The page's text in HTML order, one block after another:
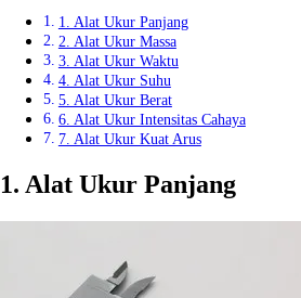
1. Alat Ukur Panjang
2. Alat Ukur Massa
3. Alat Ukur Waktu
4. Alat Ukur Suhu
5. Alat Ukur Berat
6. Alat Ukur Intensitas Cahaya
7. Alat Ukur Kuat Arus
1. Alat Ukur Panjang